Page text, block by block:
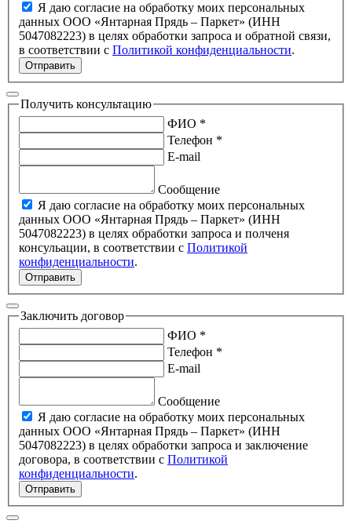
Я даю согласие на обработку моих персональных
данных ООО «Янтарная Прядь – Паркет» (ИНН
5047082223) в целях обработки запроса и обратной связи,
в соответствии с Политикой конфиденциальности.
Отправить
Получить консультацию
ФИО *
Телефон *
E-mail
Сообщение
Я даю согласие на обработку моих персональных
данных ООО «Янтарная Прядь – Паркет» (ИНН
5047082223) в целях обработки запроса и полченя
консульации, в соответствии с Политикой
конфиденциальности.
Отправить
Заключить договор
ФИО *
Телефон *
E-mail
Сообщение
Я даю согласие на обработку моих персональных
данных ООО «Янтарная Прядь – Паркет» (ИНН
5047082223) в целях обработки запроса и заключение
договора, в соответствии с Политикой
конфиденциальности.
Отправить